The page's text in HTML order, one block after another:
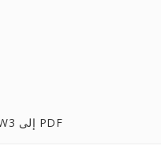
AZW3 إلى PDF